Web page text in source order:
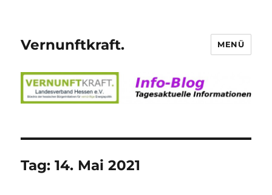
Vernunftkraft. MENÜ
Tag:14. Mai 2021